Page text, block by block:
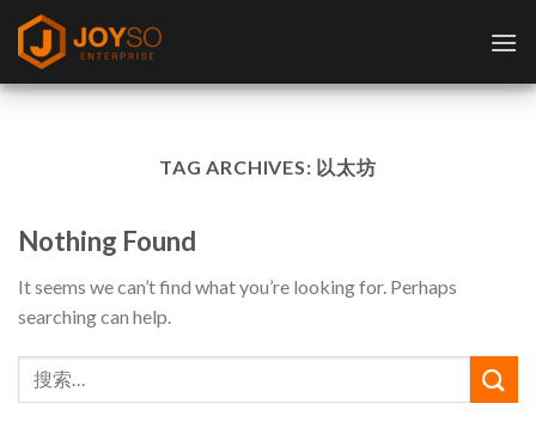
Skip
content
TAG ARCHIVES: 以太坊
Nothing Found
It seems we can’t find what you’re looking for. Perhaps
searching can help.